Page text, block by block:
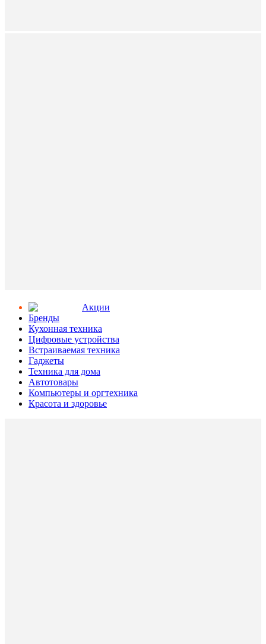
Aкции
Бренды
Кухонная техника
Цифровые устройства
Встраиваемая техника
Гаджеты
Техника для дома
Автотовары
Компьютеры и оргтехника
Красота и здоровье